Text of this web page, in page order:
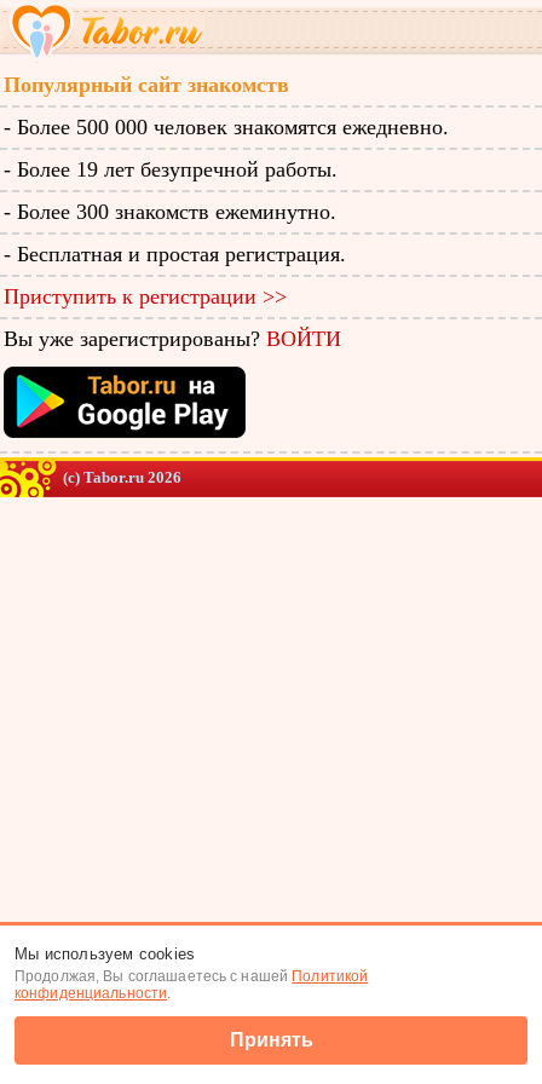
Популярный сайт знакомств
- Более 500 000 человек знакомятся ежедневно.
- Более 19 лет безупречной работы.
- Более 300 знакомств ежеминутно.
- Бесплатная и простая регистрация.
Приступить к регистрации >>
Вы уже зарегистрированы? ВОЙТИ
(c) Tabor.ru 2026
Мы используем cookies
Продолжая, Вы соглашаетесь с нашей Политикой
конфиденциальности.
Принять